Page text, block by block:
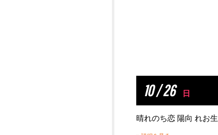
10 / 26 日
晴れのち恋 陽向 れお